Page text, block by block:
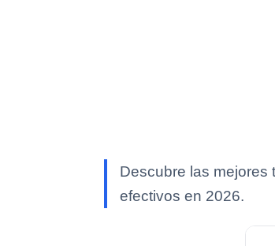
Descubre las mejores
efectivos en 2026.